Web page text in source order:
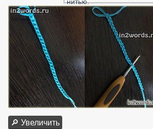
🔎 Увеличить